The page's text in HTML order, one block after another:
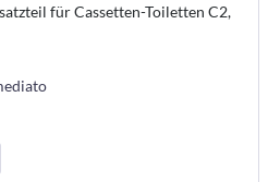
für Cassetten-Toiletten C2,